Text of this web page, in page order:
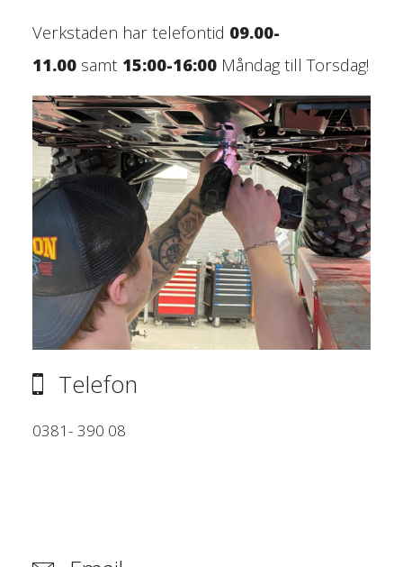
Verkstaden har telefontid 09.00-
11.00samt 15:00-16:00Måndag till Torsdag!
Telefon
0381- 390 08